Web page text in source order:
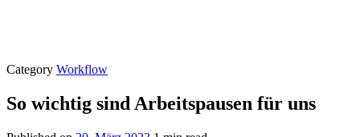
Category Workflow
So wichtig sind Arbeitspausen für uns